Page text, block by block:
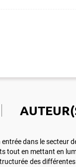
entrée dans le
tout en mettant en
des